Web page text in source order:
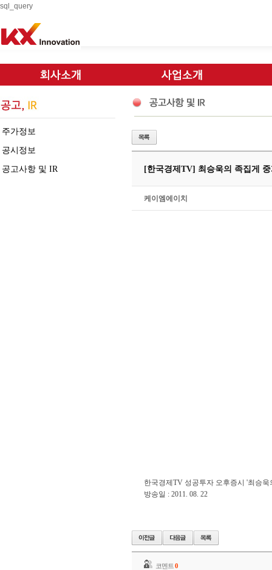
sql_query
주가정보
공시정보
공고사항 및 IR [한국경제TV] 최승욱의 족집게
케이엠에이치
한국경제TV 성공투자 오후증시 '최승
방송일 : 2011. 08. 22
코멘트 0